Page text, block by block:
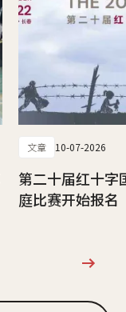
文章 10-07-2026
第二十届红十字
庭比赛开始报名